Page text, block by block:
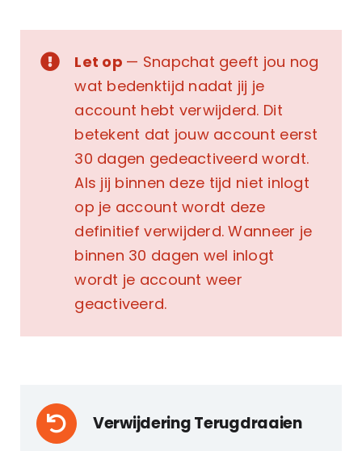
Let op — Snapchat geeft jou nog
wat bedenktijd nadat jij je
account hebt verwijderd. Dit
betekent dat jouw account eerst
30 dagen gedeactiveerd wordt.
Als jij binnen deze tijd niet inlogt
op je account wordt deze
definitief verwijderd. Wanneer je
binnen 30 dagen wel inlogt
wordt je account weer
geactiveerd.
Verwijdering Terugdraaien